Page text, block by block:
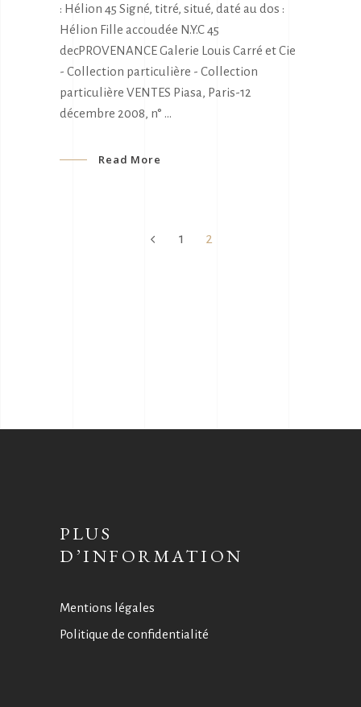
: Hélion 45 Signé, titré, situé, daté au dos :
Hélion Fille accoudée N.Y.C 45
decPROVENANCE Galerie Louis Carré et Cie
- Collection particulière - Collection
particulière VENTES Piasa, Paris-12
décembre 2008, n°
Read More
1 2
PLUS
D’INFORMATION
Mentions légales
Politique de confidentialité